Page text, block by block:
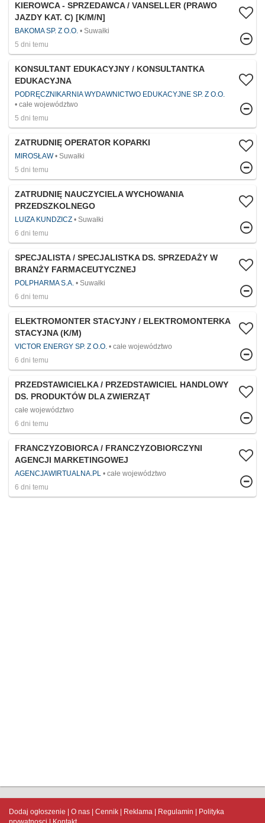
KIEROWCA - SPRZEDAWCA / VANSELLER (PRAWO
JAZDY KAT. C) [K/M/N]
BAKOMA SP. Z O.O.
Suwałki
5 dni temu
KONSULTANT EDUKACYJNY / KONSULTANTKA
EDUKACYJNA
PODRĘCZNIKARNIA WYDAWNICTWO EDUKACYJNE SP. Z O.O.
całe województwo
5 dni temu
ZATRUDNIĘ OPERATOR KOPARKI
MIROSŁAW
Suwałki
5 dni temu
ZATRUDNIĘ NAUCZYCIELA WYCHOWANIA
PRZEDSZKOLNEGO
LUIZA KUNDZICZ
Suwałki
6 dni temu
SPECJALISTA / SPECJALISTKA DS. SPRZEDAŻY W
BRANŻY FARMACEUTYCZNEJ
POLPHARMA S.A.
Suwałki
6 dni temu
ELEKTROMONTER STACYJNY / ELEKTROMONTERKA
STACYJNA (K/M)
VICTOR ENERGY SP. Z O.O.
całe województwo
6 dni temu
PRZEDSTAWICIELKA / PRZEDSTAWICIEL HANDLOWY
DS. PRODUKTÓW DLA ZWIERZĄT
całe województwo
6 dni temu
FRANCZYZOBIORCA / FRANCZYZOBIORCZYNI
AGENCJI MARKETINGOWEJ
AGENCJAWIRTUALNA.PL
całe województwo
6 dni temu
Dodaj ogłoszenie O nas Cennik Reklama Regulamin
Polityka